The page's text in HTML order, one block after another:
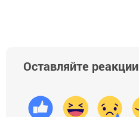
Оставляйте реакции